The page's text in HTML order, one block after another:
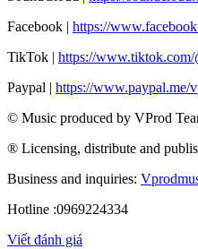
Facebook | https://
TikTok | https://www.tiktok.com/
Paypal | https://www.paypal.me/
© Music produced by VProd
® Licensing, distribute and
Business and inquiries:
Hotline :0969224334
Viết đánh giá